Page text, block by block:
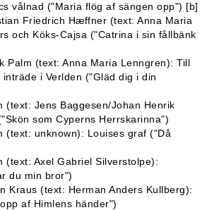
vålnad ("Maria flög af sängen opp") [b]
Friedrich Hæffner (text: Anna Maria
och Köks-Cajsa ("Catrina i sin fållbänk
Palm (text: Anna Maria Lenngren): Till
i Verlden ("Gläd dig i din
(text: Jens Baggesen/Johan Henrik
som Cyperns Herrskarinna")
(text: unknown): Louises graf ("Då
(text: Axel Gabriel Silverstolpe):
du min bror")
Kraus (text: Herman Anders Kullberg):
af Himlens händer")